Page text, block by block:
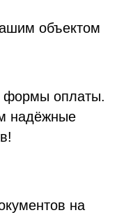
объектом
формы оплаты.
надёжные
на